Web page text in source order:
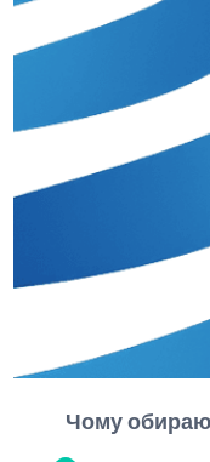
Чому